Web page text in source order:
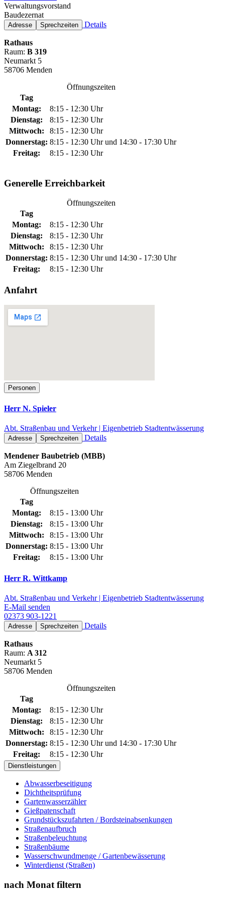
Verwaltungsvorstand
Baudezernat
Adresse Sprechzeiten Details
Rathaus
Raum: B 319
Neumarkt 5
58706 Menden
Öffnungszeiten
Tag
Montag:
8:15 - 12:30 Uhr
Dienstag:
8:15 - 12:30 Uhr
Mittwoch:
8:15 - 12:30 Uhr
Donnerstag: 8:15 - 12:30 Uhr und 14:30 - 17:30 Uhr
Freitag:
8:15 - 12:30 Uhr
Generelle Erreichbarkeit
Öffnungszeiten
Tag
Montag:
8:15 - 12:30 Uhr
Dienstag:
8:15 - 12:30 Uhr
Mittwoch:
8:15 - 12:30 Uhr
Donnerstag: 8:15 - 12:30 Uhr und 14:30 - 17:30 Uhr
Freitag:
8:15 - 12:30 Uhr
Anfahrt
Personen
Herr N. Spieler
Abt. Straßenbau und Verkehr | Eigenbetrieb Stadtentwässerung
Adresse Sprechzeiten Details
Mendener Baubetrieb (MBB)
Am Ziegelbrand 20
58706 Menden
Öffnungszeiten
Tag
Montag:
8:15 - 13:00 Uhr
Dienstag:
8:15 - 13:00 Uhr
Mittwoch:
8:15 - 13:00 Uhr
Donnerstag: 8:15 - 13:00 Uhr
Freitag:
8:15 - 13:00 Uhr
Herr R. Wittkamp
Abt. Straßenbau und Verkehr | Eigenbetrieb Stadtentwässerung
E-Mail senden
02373 903-1221
Adresse Sprechzeiten Details
Rathaus
Raum: A 312
Neumarkt 5
58706 Menden
Öffnungszeiten
Tag
Montag:
8:15 - 12:30 Uhr
Dienstag:
8:15 - 12:30 Uhr
Mittwoch:
8:15 - 12:30 Uhr
Donnerstag: 8:15 - 12:30 Uhr und 14:30 - 17:30 Uhr
Freitag:
8:15 - 12:30 Uhr
Dienstleistungen
Abwasserbeseitigung
Dichtheitsprüfung
Gartenwasserzähler
Gießpatenschaft
Grundstückszufahrten / Bordsteinabsenkungen
Straßenaufbruch
Straßenbeleuchtung
Straßenbäume
Wasserschwundmenge / Gartenbewässerung
Winterdienst (Straßen)
nach Monat filtern